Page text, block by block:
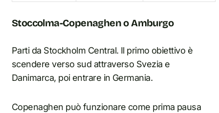
Stoccolma-Copenaghen o Amburgo
Parti da Stockholm Central. Il primo obiettivo è
scendere verso sud attraverso Svezia e
Danimarca, poi entrare in Germania.
Copenaghen può funzionare come prima pausa